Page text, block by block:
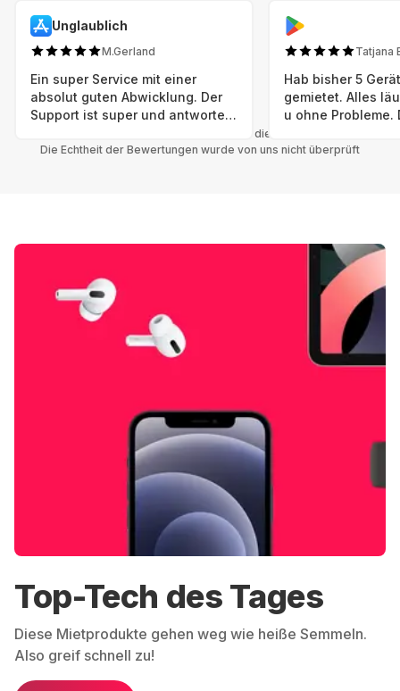
Unglaublich
M.Gerland
Ein super Service mit einer
absolut guten Abwicklung. Der
Support ist super und antworte
Tatjana
Hab bisher 5
gemietet. Alles
u ohne Probleme.
einwandfreien
Nachhaltig u wer
mal wieder ein
hat (Xbox,
Smartphone etc),
Grover nur
Möglichkeit
besteht nach
Alle Bewertungen beziehen sich auf die Grover App.
Die Echtheit der Bewertungen wurde von uns nicht überprüft
Top-Tech des Tages
Diese Mietprodukte gehen weg wie heiße Semmeln.
Also greif schnell zu!